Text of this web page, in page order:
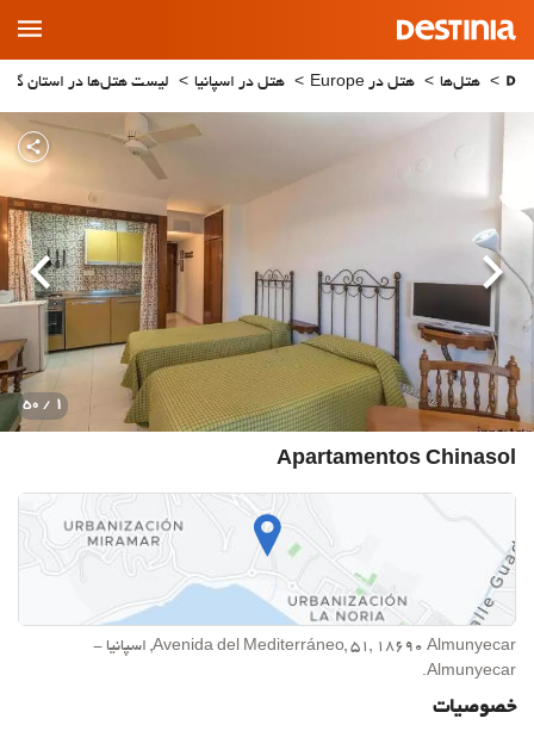
Main
Menu
هتل‌ها هتل در Europe هتل در اسپانیا لیست هتل‌ها در استان
Apartamentos Chinasol
1
/ 50
قبلی بعدی
Avenida del Mediterráneo, 51, 18690 Almunyecar, اسپانیا -
Almunyecar.
خصوصیات